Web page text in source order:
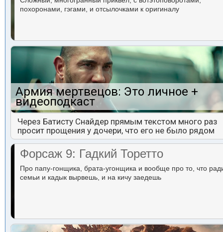
похоронами, гэгами, и отсылочками к оригиналу
Армия мертвецов: Это личное +
видеоподкаст
Через Батисту Снайдер прямым текстом много раз
просит прощения у дочери, что его не было рядом
Форсаж 9: Гадкий Торетто
Про папу-гонщика, брата-угонщика и вообще про то, что
семьи и кадык вырвешь, и на кичу заедешь